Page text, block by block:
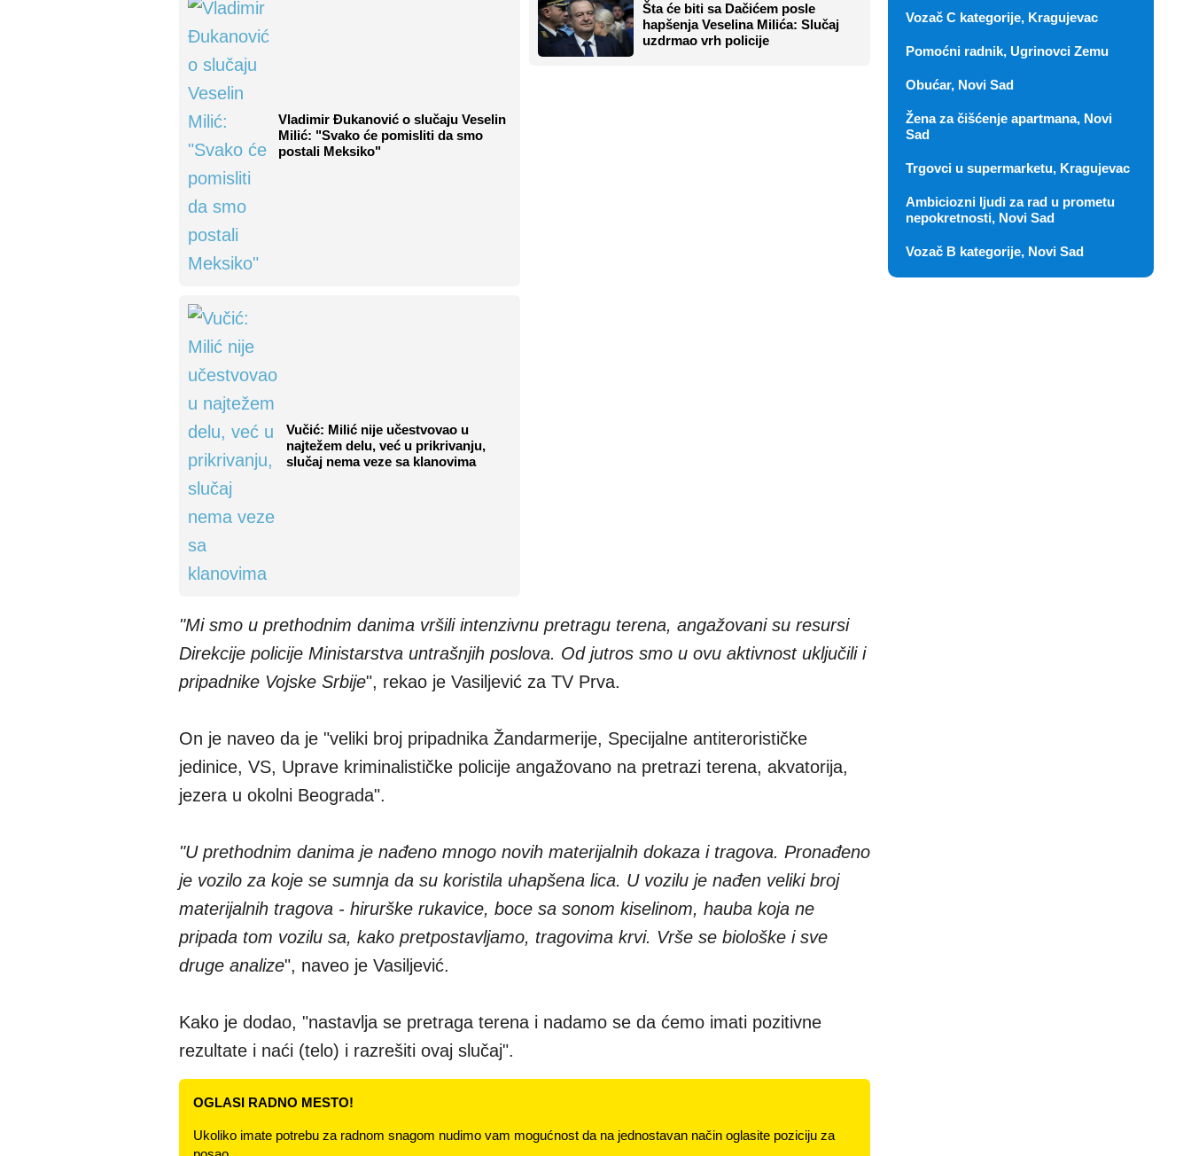
Vladimir Đukanović o slučaju Veselin
Milić: "Svako će pomisliti da smo
postali Meksiko"
Šta će biti sa Dačićem posle
hapšenja Veselina Milića: Slučaj
uzdrmao vrh policije
Vučić: Milić nije učestvovao u
najtežem delu, već u prikrivanju,
slučaj nema veze sa klanovima
"Mi smo u prethodnim danima vršili intenzivnu pretragu terena, angažovani su resursi
Direkcije policije Ministarstva untrašnjih poslova. Od jutros smo u ovu aktivnost uključili i
pripadnike Vojske Srbije", rekao je Vasiljević za TV Prva.
On je naveo da je "veliki broj pripadnika Žandarmerije, Specijalne antiterorističke
jedinice, VS, Uprave kriminalističke policije angažovano na pretrazi terena, akvatorija,
jezera u okolni Beograda".
"U prethodnim danima je nađeno mnogo novih materijalnih dokaza i tragova. Pronađeno
je vozilo za koje se sumnja da su koristila uhapšena lica. U vozilu je nađen veliki broj
materijalnih tragova - hirurške rukavice, boce sa sonom kiselinom, hauba koja ne
pripada tom vozilu sa, kako pretpostavljamo, tragovima krvi. Vrše se biološke i sve
druge analize", naveo je Vasiljević.
Kako je dodao, "nastavlja se pretraga terena i nadamo se da ćemo imati pozitivne
rezultate i naći (telo) i razrešiti ovaj slučaj".
OGLASI RADNO MESTO!
Ukoliko imate potrebu za radnom snagom nudimo vam mogućnost da na jednostavan način oglasite poziciju za
Vozač C kategorije, Kragujevac
Pomoćni radnik, Ugrinovci Zemu
Obućar, Novi Sad
Žena za čišćenje apartmana, Novi
Sad
Trgovci u supermarketu, Kragujevac
Ambiciozni ljudi za rad u prometu
nepokretnosti, Novi Sad
Vozač B kategorije, Novi Sad